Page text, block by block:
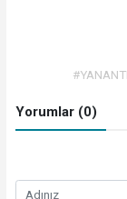
Yorumlar (0)